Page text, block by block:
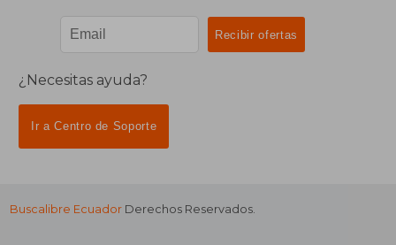
¿Necesitas ayuda?
Ir a Centro de Soporte
Buscalibre Ecuador Derechos Reservados.